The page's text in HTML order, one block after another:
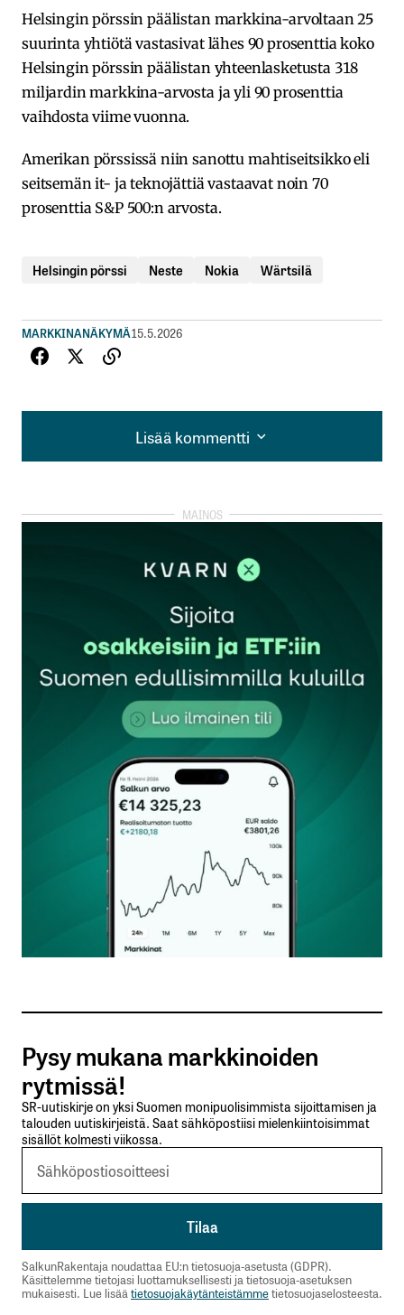
Helsingin pörssin päälistan markkina-arvoltaan 25
suurinta yhtiötä vastasivat lähes 90 prosenttia koko
Helsingin pörssin päälistan yhteenlasketusta 318
miljardin markkina-arvosta ja yli 90 prosenttia
vaihdosta viime vuonna.
Amerikan pörssissä niin sanottu mahtiseitsikko eli
seitsemän it- ja teknojättiä vastaavat noin 70
prosenttia S&P 500:n arvosta.
Helsingin pörssi Neste Nokia Wärtsilä
MARKKINANÄKYMÄ15.5.2026
Lisää kommentti
Lisää kommentti
kirjautua
rekisteröityä
Sähköpostiosoitettasi ei julkaista.Pakolliset
kentät on merkitty*
Kommentti*
Nimesi tai nimimerkkisi
Sähköpostiosoitteesi
Tilaa SalkunRakentajan uutiskirje
Lähetä kommentti
Pysy mukana markkinoiden
rytmissä!
SR-uutiskirje on yksi Suomen monipuolisimmista sijoittamisen ja
talouden uutiskirjeistä. Saat sähköpostiisi mielenkiintoisimmat
sisällöt kolmesti viikossa.
SalkunRakentaja noudattaa EU:n tietosuoja-asetusta (GDPR).
Käsittelemme tietojasi luottamuksellisesti ja tietosuoja-asetuksen
mukaisesti. Lue lisää tietosuojakäytänteistämmetietosuojaselosteesta.